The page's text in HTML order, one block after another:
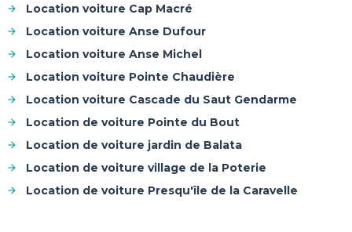
Location voiture Cap Macré
Location voiture Anse Dufour
Location voiture Anse Michel
Location voiture Pointe Chaudière
Location voiture Cascade du Saut Gendarme
Location de voiture Pointe du Bout
Location de voiture jardin de Balata
Location de voiture village de la Poterie
Location de voiture Presqu'île de la Caravelle